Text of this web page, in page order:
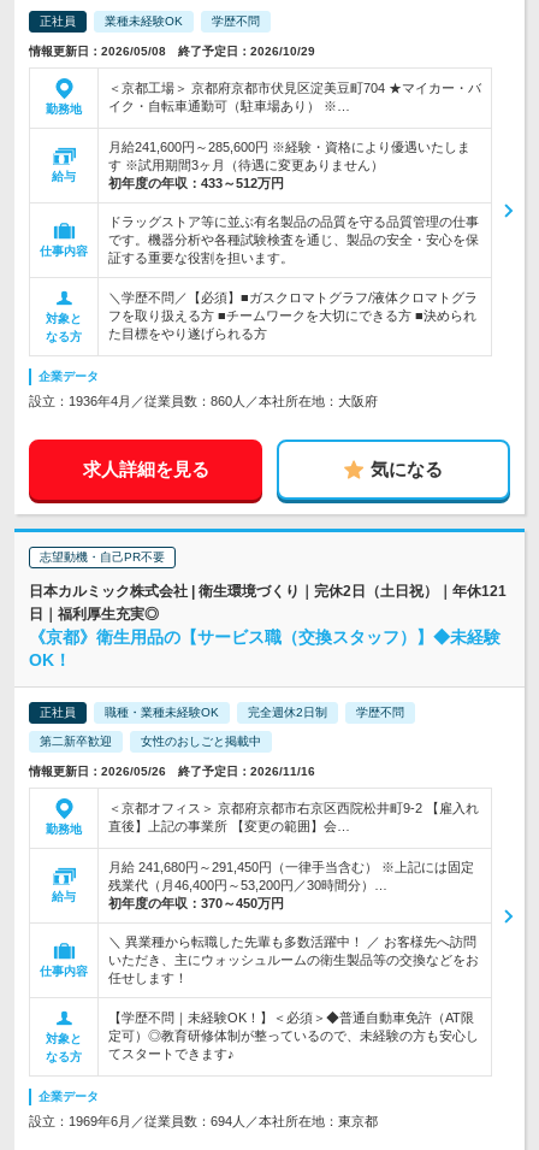
正社員 業種未経験OK 学歴不問
情報更新日：2026/05/08 終了予定日：2026/10/29
勤務地
＜京都工場＞ 京都府京都市伏見区淀美豆町704 ★マイカー・バ
イク・自転車通勤可（駐車場あり） ※…
給与
月給241,600円～285,600円 ※経験・資格により優遇いたしま
す ※試用期間3ヶ月（待遇に変更ありません）
初年度の年収： 433～512万円
仕事内容
ドラッグストア等に並ぶ有名製品の品質を守る品質管理の仕事
です。機器分析や各種試験検査を通じ、製品の安全・安心を保
証する重要な役割を担います。
対象と
なる方
＼学歴不問／【必須】■ガスクロマトグラフ/液体クロマトグラ
フを取り扱える方 ■チームワークを大切にできる方 ■決められ
た目標をやり遂げられる方
企業データ
設立：1936年4月／従業員数：860人／本社所在地：大阪府
求人詳細を見る 気になる
志望動機・自己PR不要
日本カルミック株式会社 | 衛生環境づくり｜完休2日（土日祝）｜年休121
日｜福利厚生充実◎
《京都》衛生用品の【サービス職（交換スタッフ）】◆未経験
OK！
正社員 職種・業種未経験OK 完全週休2日制 学歴不問
第二新卒歓迎 女性のおしごと掲載中
情報更新日：2026/05/26 終了予定日：2026/11/16
勤務地
＜京都オフィス＞ 京都府京都市右京区西院松井町9-2 【雇入れ
直後】上記の事業所 【変更の範囲】会…
給与
月給 241,680円～291,450円（一律手当含む） ※上記には固定
残業代（月46,400円～53,200円／30時間分）…
初年度の年収： 370～450万円
仕事内容
＼ 異業種から転職した先輩も多数活躍中！ ／ お客様先へ訪問
いただき、主にウォッシュルームの衛生製品等の交換などをお
任せします！
対象と
なる方
【学歴不問｜未経験OK！】＜必須＞◆普通自動車免許（AT限
定可）◎教育研修体制が整っているので、未経験の方も安心し
てスタートできます♪
企業データ
設立：1969年6月／従業員数：694人／本社所在地：東京都